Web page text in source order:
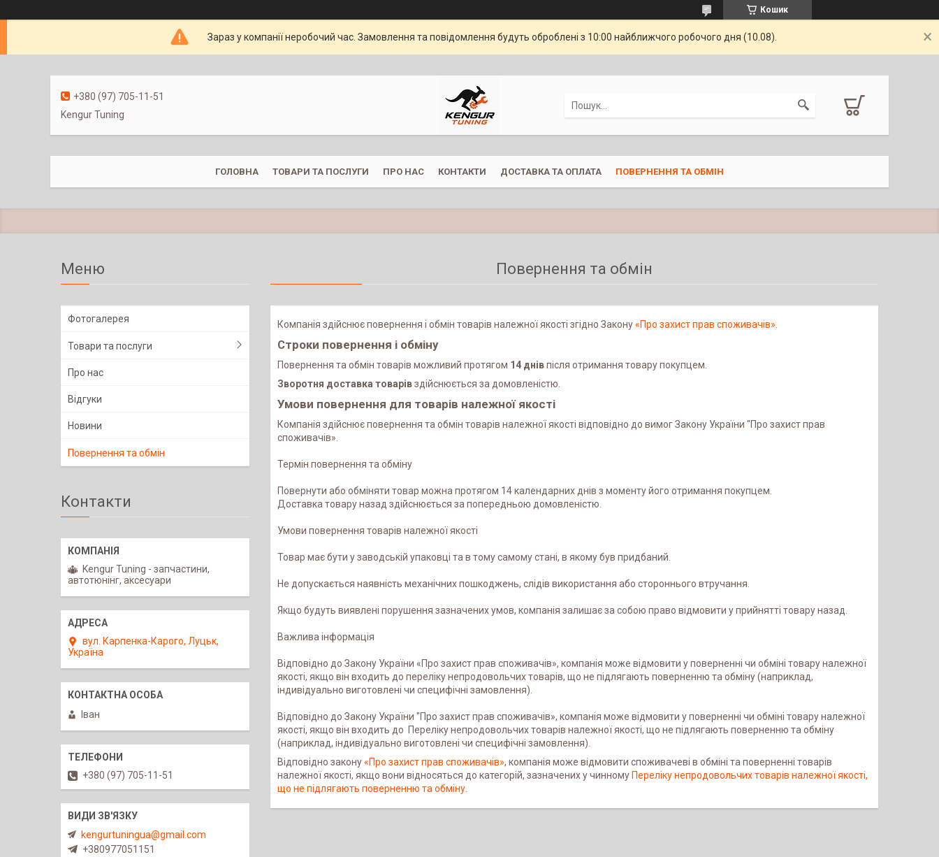
Кошик
Зараз у компанії неробочий час. Замовлення та повідомлення будуть оброблені з 10:00 найближчого робочого дня (10.08).
+380 (97) 705-11-51
Kengur Tuning
ГОЛОВНА ТОВАРИ ТА ПОСЛУГИ ПРО НАС КОНТАКТИ ДОСТАВКА ТА ОПЛАТА ПОВЕРНЕННЯ ТА ОБМІН
Повернення та обмін
Компанія здійснює повернення і обмін товарів належної якості згідно Закону«Про захист прав споживачів»
Строки повернення і обміну
Повернення та обмін товарів можливий протягом 14 днівпісля отримання товару покупцем.
Зворотня доставка товарівздійснюється за домовленістю.
Умови повернення для товарів належної якості
Компанія здійснює повернення та обмін товарів належної якості відповідно до вимог Закону України "Про захист прав
споживачів».
Термін повернення та обміну
Повернути або обміняти товар можна протягом 14 календарних днів з моменту його отримання покупцем.
Доставка товару назад здійснюється за попередньою домовленістю.
Умови повернення товарів належної якості
Товар має бути у заводській упаковці та в тому самому стані, в якому був придбаний.
Не допускається наявність механічних пошкоджень, слідів використання або стороннього втручання.
Якщо будуть виявлені порушення зазначених умов, компанія залишає за собою право відмовити у прийнятті товару назад.
Важлива інформація
Відповідно до Закону України «Про захист прав споживачів», компанія може відмовити у поверненні чи обміні товару належної
якості, якщо він входить до переліку непродовольчих товарів, що не підлягають поверненню та обміну (наприклад,
індивідуально виготовлені чи специфічні замовлення).
Відповідно до Закону України "Про захист прав споживачів», компанія може відмовити у поверненні чи обміні товару належної
якості, якщо він входить до  Переліку непродовольчих товарів належної якості, що не підлягають поверненню та обміну
(наприклад, індивідуально виготовлені чи специфічні замовлення).
Відповідно закону«Про захист прав споживачів», компанія може відмовити споживачеві в обміні та поверненні товарів
належної якості, якщо вони відносяться до категорій, зазначених у чинному Переліку непродовольчих товарів належної якості,
що не підлягають поверненню та обміну
Фотогалерея
Товари та послуги
Про нас
Відгуки
Новини
Повернення та обмін
Контакти
Kengur Tuning - запчастини,
автотюнінг, аксесуари
вул. Карпенка-Карого, Луцьк,
Україна
Іван
+380 (97) 705-11-51
kengurtuningua@gmail.com
+380977051151